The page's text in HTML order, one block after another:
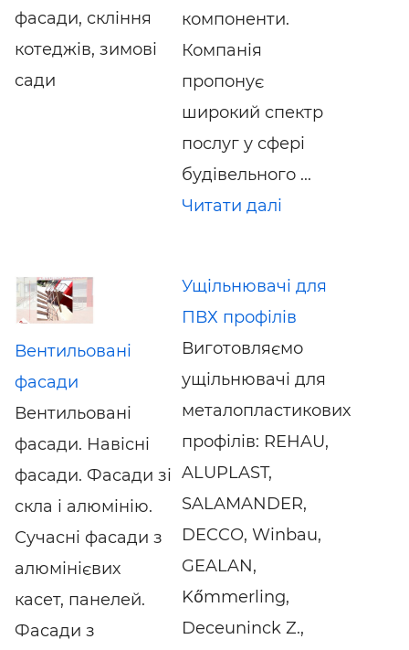
фасади, скління
котеджів, зимові
сади
компоненти.
Компанія
пропонує
широкий спектр
послуг у сфері
будівельного ...
Читати далі
Вентильовані
фасади
Вентильовані
фасади. Навісні
фасади. Фасади зі
скла і алюмінію.
Сучасні фасади з
алюмінієвих
касет, панелей.
Фасади з
Ущільнювачі для
ПВХ профілів
Виготовляємо
ущільнювачі для
металопластикових
профілів: REHAU,
ALUPLAST,
SALAMANDER,
DECCO, Winbau,
GEALAN,
Kőmmerling,
Deceuninck Z.,